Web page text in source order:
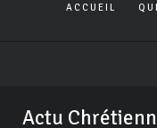
ACCUEIL
Actu